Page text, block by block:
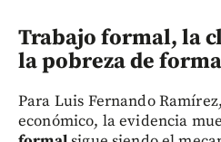
Trabajo formal, la
la pobreza de
Para Luis Fernando
económico, la evidencia